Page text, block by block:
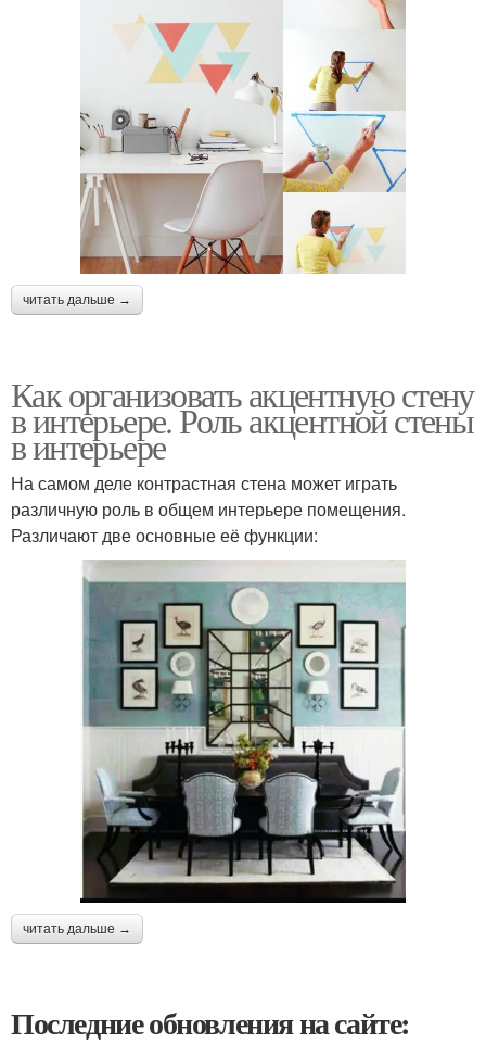
читать дальше →
Как организовать акцентную стену
в интерьере. Роль акцентной стены
в интерьере
На самом деле контрастная стена может играть
различную роль в общем интерьере помещения.
Различают две основные её функции:
читать дальше →
Последние обновления на сайте: